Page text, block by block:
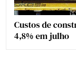
Custos de
4,8% em julho